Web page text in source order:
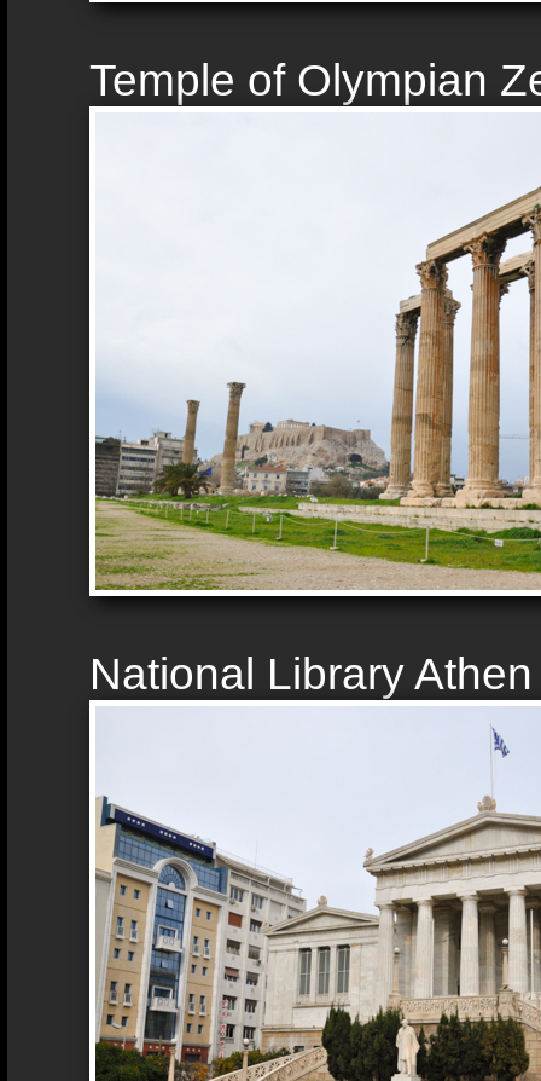
Temple of Olympian
National Library Athen